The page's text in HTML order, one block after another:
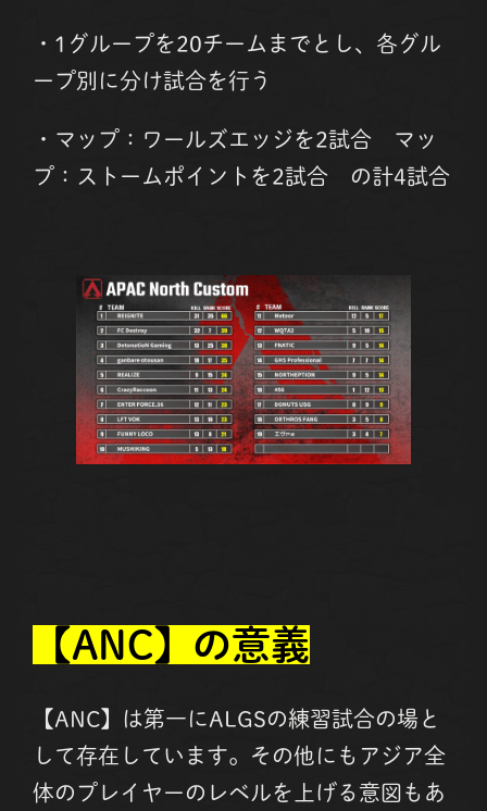
・1グループを20チームまでとし、各グル
ープ別に分け試合を行う
・マップ：ワールズエッジを2試合 マッ
プ：ストームポイントを2試合 の計4試合
【ANC】の意義
【ANC】は第一にALGSの練習試合の場と
して存在しています。その他にもアジア全
体のプレイヤーのレベルを上げる意図もあ